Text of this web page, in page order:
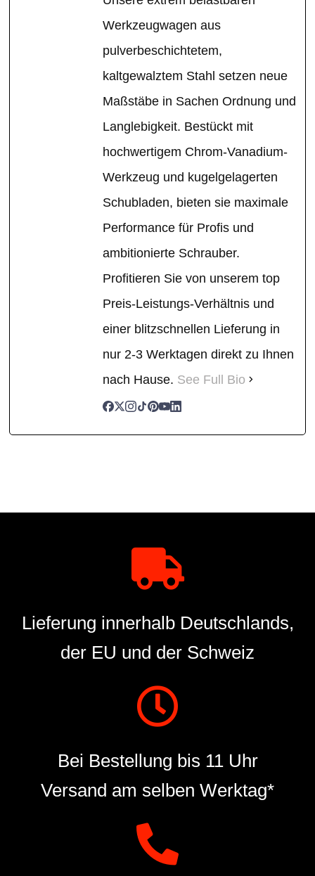
Werkzeugwagen aus
pulverbeschichtetem,
kaltgewalztem Stahl setzen neue
Maßstäbe in Sachen Ordnung und
Langlebigkeit. Bestückt mit
hochwertigem Chrom-Vanadium-
Werkzeug und kugelgelagerten
Schubladen, bieten sie maximale
Performance für Profis und
ambitionierte Schrauber.
Profitieren Sie von unserem top
Preis-Leistungs-Verhältnis und
einer blitzschnellen Lieferung in
nur 2-3 Werktagen direkt zu Ihnen
nach Hause. See Full Bio
Lieferung innerhalb Deutschlands,
der EU und der Schweiz
Bei Bestellung bis 11 Uhr
Versand am selben Werktag*